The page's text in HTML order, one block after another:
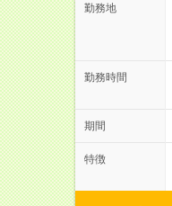
勤務地
勤務時間
期間
特徴